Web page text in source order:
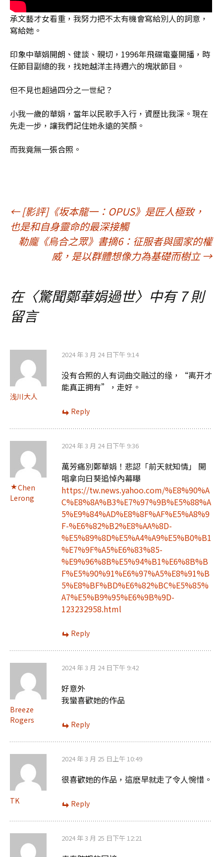
承文藝才女看重，我努力把不太有機會寫給別人的詞意，
寫給她。
印象中華娟開朗、健談、親切，1996年飛碟電臺開播，時
任節目副總的我，找她越洋主持週六的塊狀節目。
但不見也超過四分之一世紀？
小我一歲的華娟，當年以民歌手入行，資歷比我深。現在
先走一步，讓我們記住她永遠的笑顏。
而我竟無一張合照。
文
章
導
覽
←[影評]《坂本龍一：OPUS》是匠人極致，
也是和自身靈命的最深接觸
勒龐《烏合之眾》書摘6：征服者與國家的權
威，是以群體想像力為基礎而樹立→
在〈驚聞鄭華娟過世〉中有 7 則
留言
浅川大人
2024 年 3 月 24 日下午 9:14
没有合照的人有词曲交融过的缘，“离开才
能真正拥有”，走好。
Reply
Chen
Lerong
2024 年 3 月 24 日下午 9:36
萬芳痛別鄭華娟！悲認「前天就知情」 開
唱拿向日葵追悼內幕曝
https://tw.news.yahoo.com/%E8%90%A
C%E8%8A%B3%E7%97%9B%E5%88%A
5%E9%84%AD%E8%8F%AF%E5%A8%9
F-%E6%82%B2%E8%AA%8D-
%E5%89%8D%E5%A4%A9%E5%B0%B1
%E7%9F%A5%E6%83%85-
%E9%96%8B%E5%94%B1%E6%8B%B
F%E5%90%91%E6%97%A5%E8%91%B
5%E8%BF%BD%E6%82%BC%E5%85%
A7%E5%B9%95%E6%9B%9D-
123232958.html
Reply
Breeze
Rogers
2024 年 3 月 24 日下午 9:42
好意外
我蠻喜歡她的作品
Reply
TK
2024 年 3 月 25 日上午 10:49
很喜歡她的作品，這麽早就走了令人惋惜。
Reply
2024 年 3 月 25 日下午 12:21